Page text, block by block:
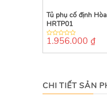
Tủ phụ cố định
HRTP01
0
of
1.956.000 ₫
CHI TIẾT SẢN